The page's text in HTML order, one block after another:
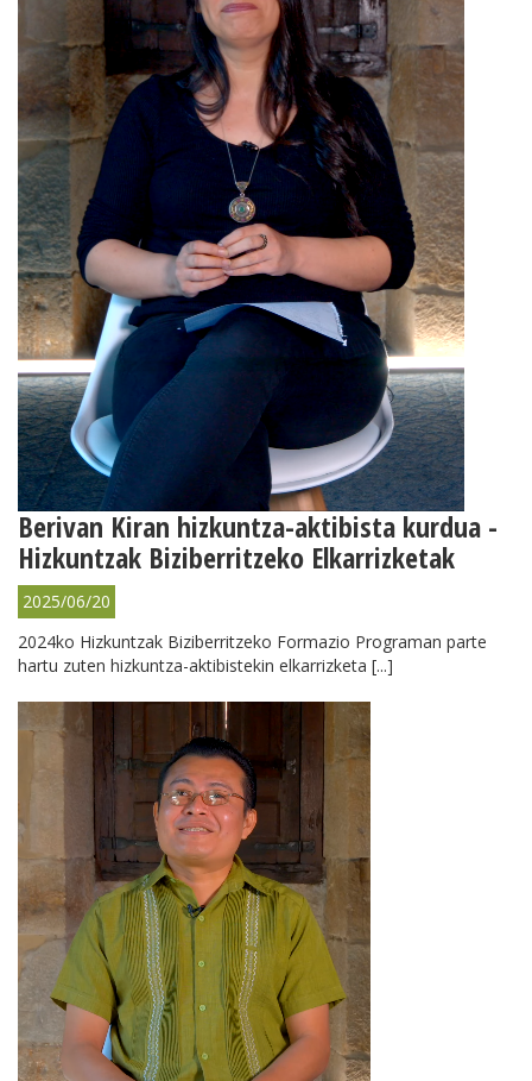
Berivan Kiran hizkuntza-aktibista kurdua -
Hizkuntzak Biziberritzeko Elkarrizketak
2025/06/20
2024ko Hizkuntzak Biziberritzeko Formazio Programan parte
hartu zuten hizkuntza-aktibistekin elkarrizketa [...]